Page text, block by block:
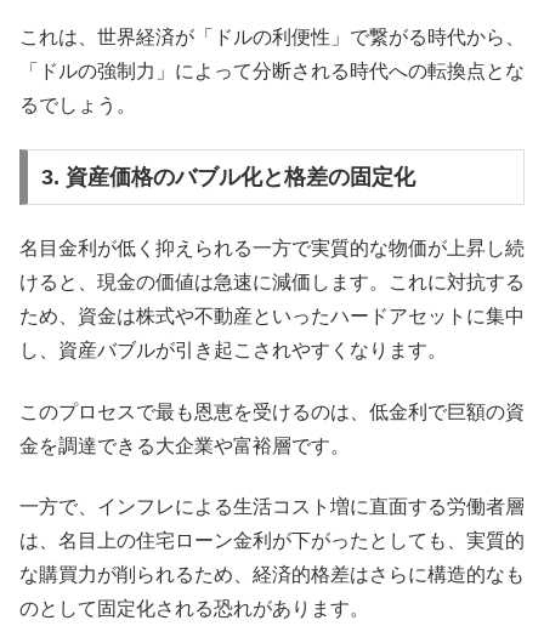
これは、世界経済が「ドルの利便性」で繋がる時代から、
「ドルの強制力」によって分断される時代への転換点とな
るでしょう。
3. 資産価格のバブル化と格差の固定化
名目金利が低く抑えられる一方で実質的な物価が上昇し続
けると、現金の価値は急速に減価します。これに対抗する
ため、資金は株式や不動産といったハードアセットに集中
し、資産バブルが引き起こされやすくなります。
このプロセスで最も恩恵を受けるのは、低金利で巨額の資
金を調達できる大企業や富裕層です。
一方で、インフレによる生活コスト増に直面する労働者層
は、名目上の住宅ローン金利が下がったとしても、実質的
な購買力が削られるため、経済的格差はさらに構造的なも
のとして固定化される恐れがあります。